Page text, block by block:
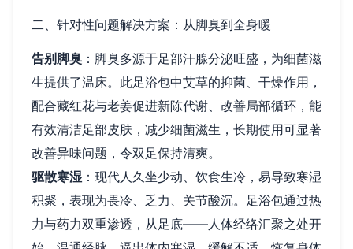
二、针对性问题解决方案：从脚臭到全身暖
告别脚臭 ：脚臭多源于足部汗腺分泌旺盛，为细菌滋
生提供了温床。此足浴包中艾草的抑菌、干燥作用，
配合藏红花与老姜促进新陈代谢、改善局部循环，能
有效清洁足部皮肤，减少细菌滋生，长期使用可显著
改善异味问题，令双足保持清爽。
驱散寒湿 ：现代人久坐少动、饮食生冷，易导致寒湿
积聚，表现为畏冷、乏力、关节酸沉。足浴包通过热
力与药力双重渗透，从足底——人体经络汇聚之处开